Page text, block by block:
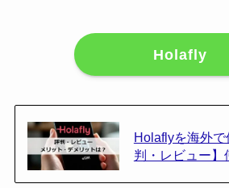
Holafly
Holaflyを海外
判・レビュー】